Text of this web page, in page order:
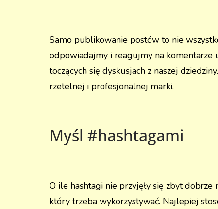
Samo publikowanie postów to nie
odpowiadajmy i reagujmy na komentarze
toczących się dyskusjach z naszej
rzetelnej i profesjonalnej marki.
Myśl #hashtagami
O ile hashtagi nie przyjęły się zbyt
który trzeba wykorzystywać. Najlepiej